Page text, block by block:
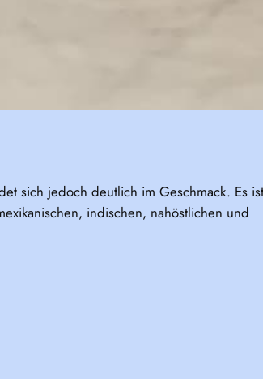
sich jedoch deutlich im Geschmack. Es
indischen, nahöstlichen und